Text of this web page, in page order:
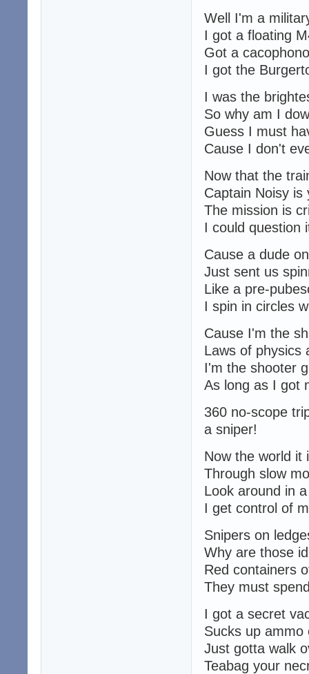
Well I'm a
I got a floating
Got a
I got the
I was the
So why am I
Guess I must
Cause I don't
Now that the
Captain Noisy is
The mission is
I could question
Cause a dude
Just sent us
Like a pre-
I spin in circles
Cause I'm the
Laws of physics
I'm the shooter
As long as I got
360 no-scope
a sniper!
Now the world it
Through slow
Look around in
I get control of
Snipers on
Why are those
Red containers
They must
I got a secret
Sucks up
Just gotta walk
Teabag your